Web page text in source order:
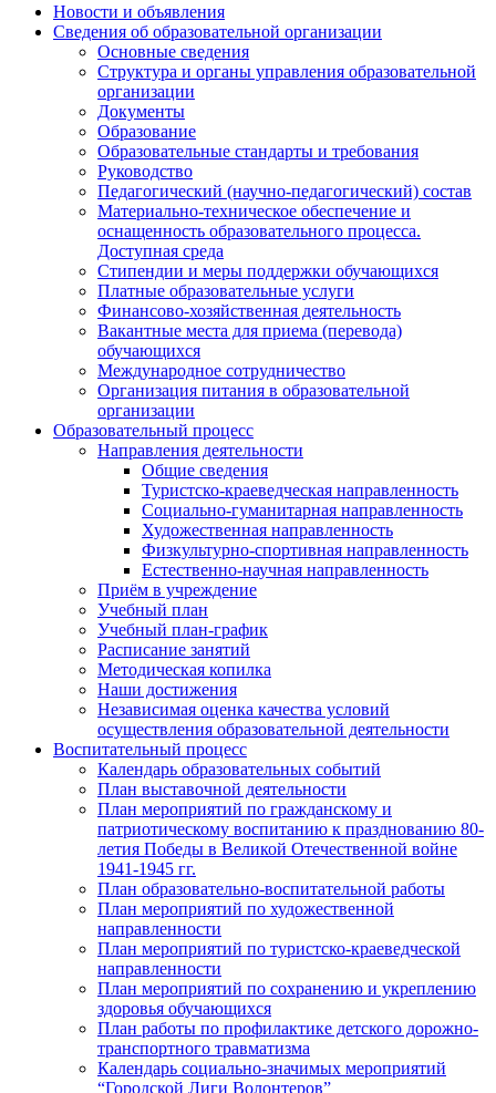
Новости и объявления
Сведения об образовательной организации
Основные сведения
Структура и органы управления образовательной
организации
Документы
Образование
Образовательные стандарты и требования
Руководство
Педагогический (научно-педагогический) состав
Материально-техническое обеспечение и
оснащенность образовательного процесса.
Доступная среда
Стипендии и меры поддержки обучающихся
Платные образовательные услуги
Финансово-хозяйственная деятельность
Вакантные места для приема (перевода)
обучающихся
Международное сотрудничество
Организация питания в образовательной
организации
Образовательный процесс
Направления деятельности
Общие сведения
Туристско-краеведческая направленность
Социально-гуманитарная направленность
Художественная направленность
Физкультурно-спортивная направленность
Естественно-научная направленность
Приём в учреждение
Учебный план
Учебный план-график
Расписание занятий
Методическая копилка
Наши достижения
Независимая оценка качества условий
осуществления образовательной деятельности
Воспитательный процесс
Календарь образовательных событий
План выставочной деятельности
План мероприятий по гражданскому и
патриотическому воспитанию к празднованию 80-
летия Победы в Великой Отечественной войне
1941-1945 гг.
План образовательно-воспитательной работы
План мероприятий по художественной
направленности
План мероприятий по туристско-краеведческой
направленности
План мероприятий по сохранению и укреплению
здоровья обучающихся
План работы по профилактике детского дорожно-
транспортного травматизма
Календарь социально-значимых мероприятий
“Городской Лиги Волонтеров”